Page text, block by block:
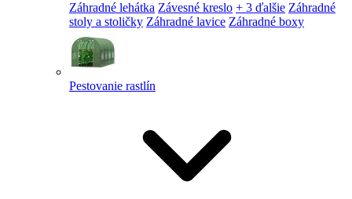
Záhradné lehátka Závesné kreslo + 3 ďalšie Záhradné
stoly a stoličky Záhradné lavice Záhradné boxy
Pestovanie rastlín